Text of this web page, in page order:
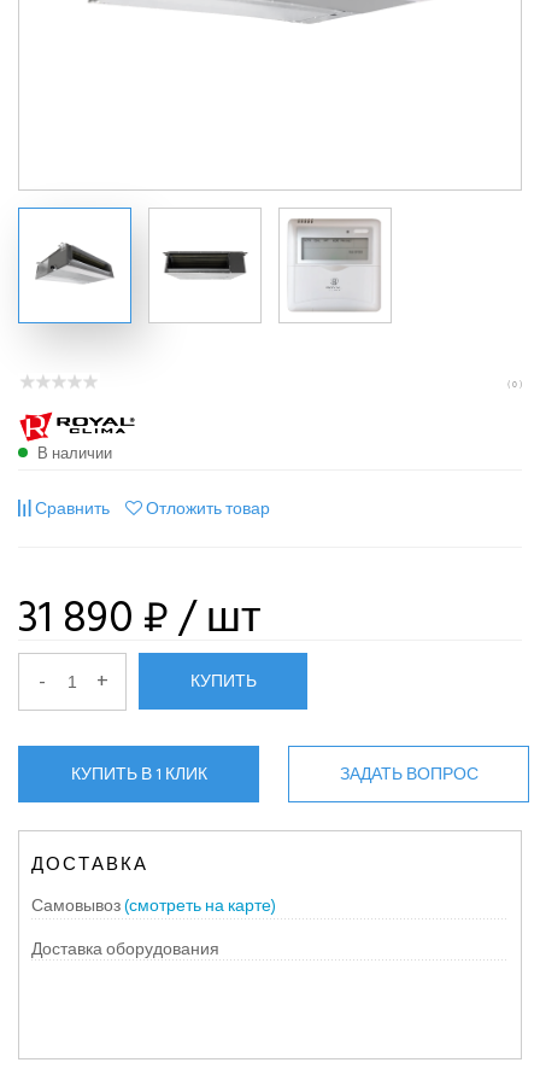
( 0 )
В наличии
Сравнить Отложить товар
31 890 ₽/ шт
- + КУПИТЬ
КУПИТЬ В 1 КЛИК ЗАДАТЬ ВОПРОС
ДОСТАВКА
Самовывоз(смотреть на карте)
Доставка оборудования